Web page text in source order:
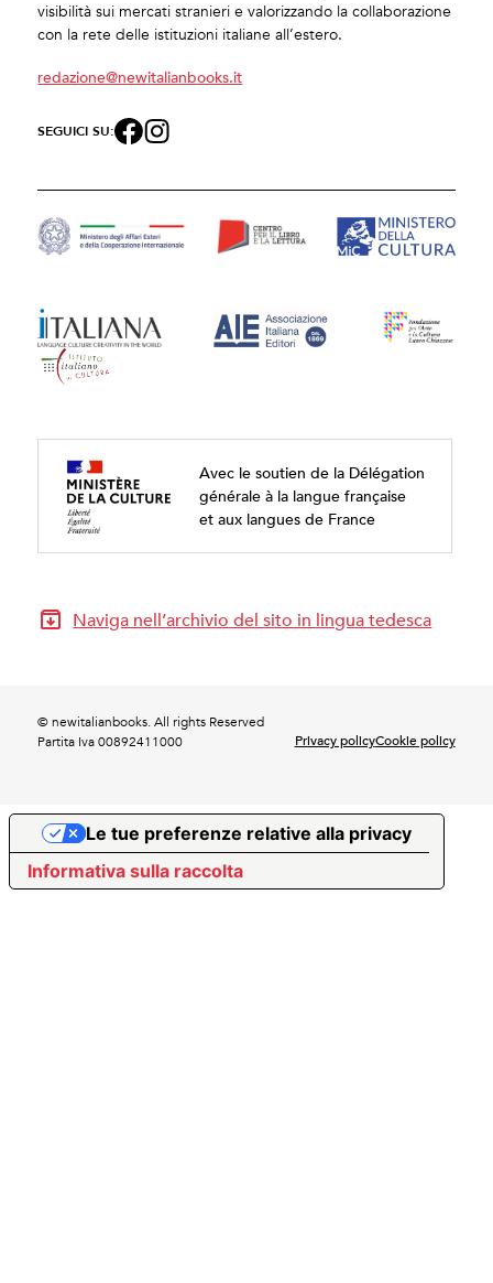
visibilità sui mercati stranieri e valorizzando la collaborazione
con la rete delle istituzioni italiane all’estero.
redazione@newitalianbooks.it
SEGUICI SU:
Avec le soutien de la Délégation
générale à la langue française
et aux langues de France
Naviga nell’archivio del sito in lingua tedesca
© newitalianbooks. All rights Reserved
Partita Iva 00892411000
Privacy policyCookie policy
Informativa sulla raccolta
Le tue preferenze relative alla privacy